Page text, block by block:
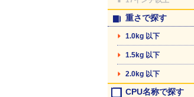
重さで探す
1.0kg 以下
1.5kg 以下
2.0kg 以下
CPU名称で探す